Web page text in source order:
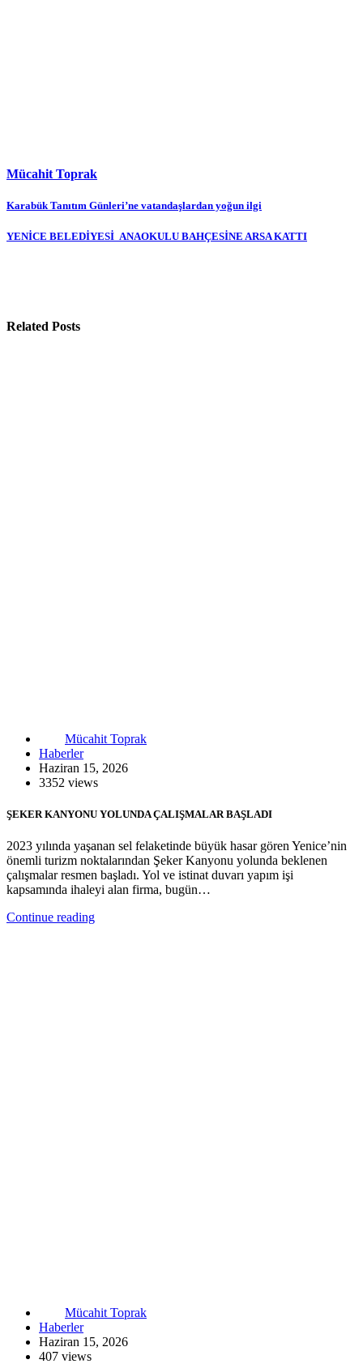
Mücahit Toprak
Yazı
gezinmesi
Karabük Tanıtım Günleri’ne vatandaşlardan yoğun ilgi
YENİCE BELEDİYESİ ANAOKULU BAHÇESİNE ARSA KATTI
Related Posts
Mücahit Toprak
Haberler
Haziran 15, 2026
3352 views
ŞEKER KANYONU YOLUNDA ÇALIŞMALAR BAŞLADI
2023 yılında yaşanan sel felaketinde büyük hasar gören Yenice’nin
önemli turizm noktalarından Şeker Kanyonu yolunda beklenen
çalışmalar resmen başladı. Yol ve istinat duvarı yapım işi
kapsamında ihaleyi alan firma, bugün…
Continue reading
Mücahit Toprak
Haberler
Haziran 15, 2026
407 views